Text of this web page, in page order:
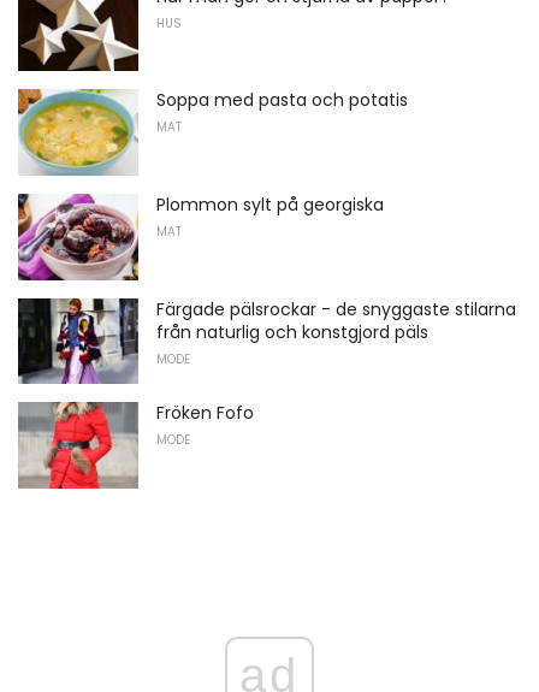
HUS
Soppa med pasta och potatis
MAT
Plommon sylt på georgiska
MAT
Färgade pälsrockar - de snyggaste stilarna
från naturlig och konstgjord päls
MODE
Fröken Fofo
MODE
ad